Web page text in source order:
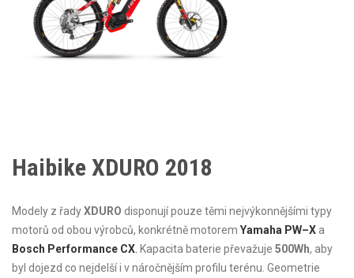
Haibike XDURO 2018
Modely z řadyXDURO disponují pouze těmi nejvýkonnějšími typy
motorů od obou výrobců, konkrétně motorem Yamaha PW–X a
Bosch Performance CX Kapacita baterie převažuje 500Wh, aby
byl dojezd co nejdelší i v náročnějším profilu terénu. Geometrie